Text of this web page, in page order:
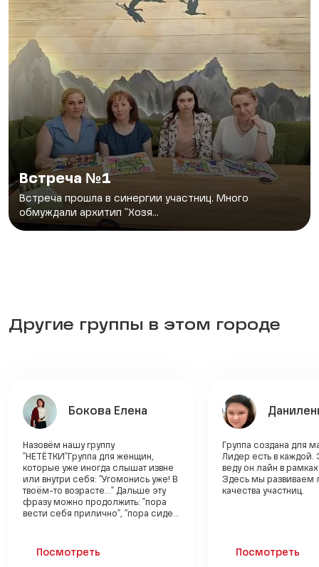
Встреча №1
Встреча прошла в синергии участниц. Много
обмуждали архитип "Хозя...
Другие группы в этом городе
Бокова Елена
Назовём нашу группу
"НЕТЁТКИ"Группа для женщин,
которые уже иногда слышат извне
или внутри себя: "Угомонись уже! В
твоём-то возрасте..." Дальше эту
фразу можно продолжить: "пора
вести себя прилично", "пора сиде...
Посмотреть
Группа создана для
Лидер есть в каждой.
веду он лайн в
Здесь мы развиваем
качества участниц.
Посмотреть